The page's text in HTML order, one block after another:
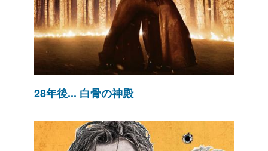
28年後... 白骨の神殿